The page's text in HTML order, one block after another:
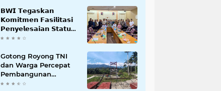
𝗕𝗪𝗜 𝗧𝗲𝗴𝗮𝘀𝗸𝗮𝗻
𝗞𝗼𝗺𝗶𝘁𝗺𝗲𝗻 𝗙𝗮𝘀𝗶𝗹𝗶𝘁𝗮𝘀𝗶
𝗣𝗲𝗻𝘆𝗲𝗹𝗲𝘀𝗮𝗶𝗮𝗻 𝗦𝘁𝗮𝘁𝘂𝘀
𝗪𝗮𝗸𝗮𝗳 𝗕𝗹𝗮𝗻𝗴 𝗣𝗮𝗱𝗮𝗻𝗴
Gotong Royong TNI
dan Warga Percepat
Pembangunan
Jembatan Gantung